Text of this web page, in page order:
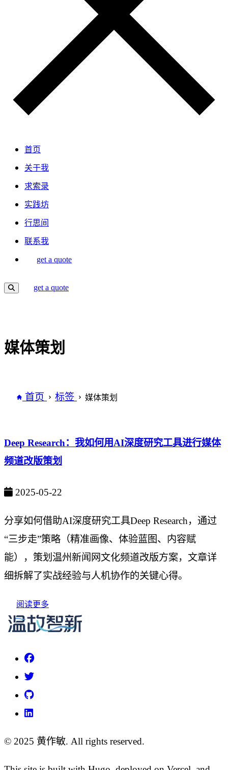
首页
关于我
求索录
实践坊
行思间
联系我
get a quote
get a quote
媒体策划
首页 标签 媒体策划
Deep Research：我如何用AI深度研究工具进行媒体
频道改版策划
2025-05-22
分享如何借助AI深度研究工具Deep Research，通过
“三步走”策略（精准画像、体验蓝图、内容赋
能），策划温州新闻网文化频道改版方案，文章详
细拆解了实战经验与人机协作的关键心得。
阅读更多
© 2025 黄作敏. All rights reserved.